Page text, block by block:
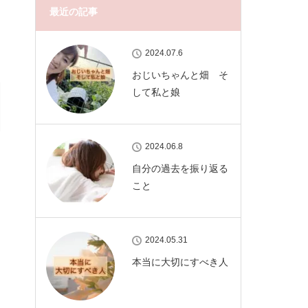
最近の記事
2024.07.6
おじいちゃんと畑 そ
して私と娘
2024.06.8
自分の過去を振り返る
こと
2024.05.31
本当に大切にすべき人